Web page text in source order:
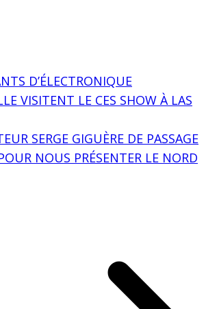
D’ÉLECTRONIQUE
VISITENT LE CES SHOW À LAS
SERGE GIGUÈRE DE PASSAGE
NOUS PRÉSENTER LE NORD